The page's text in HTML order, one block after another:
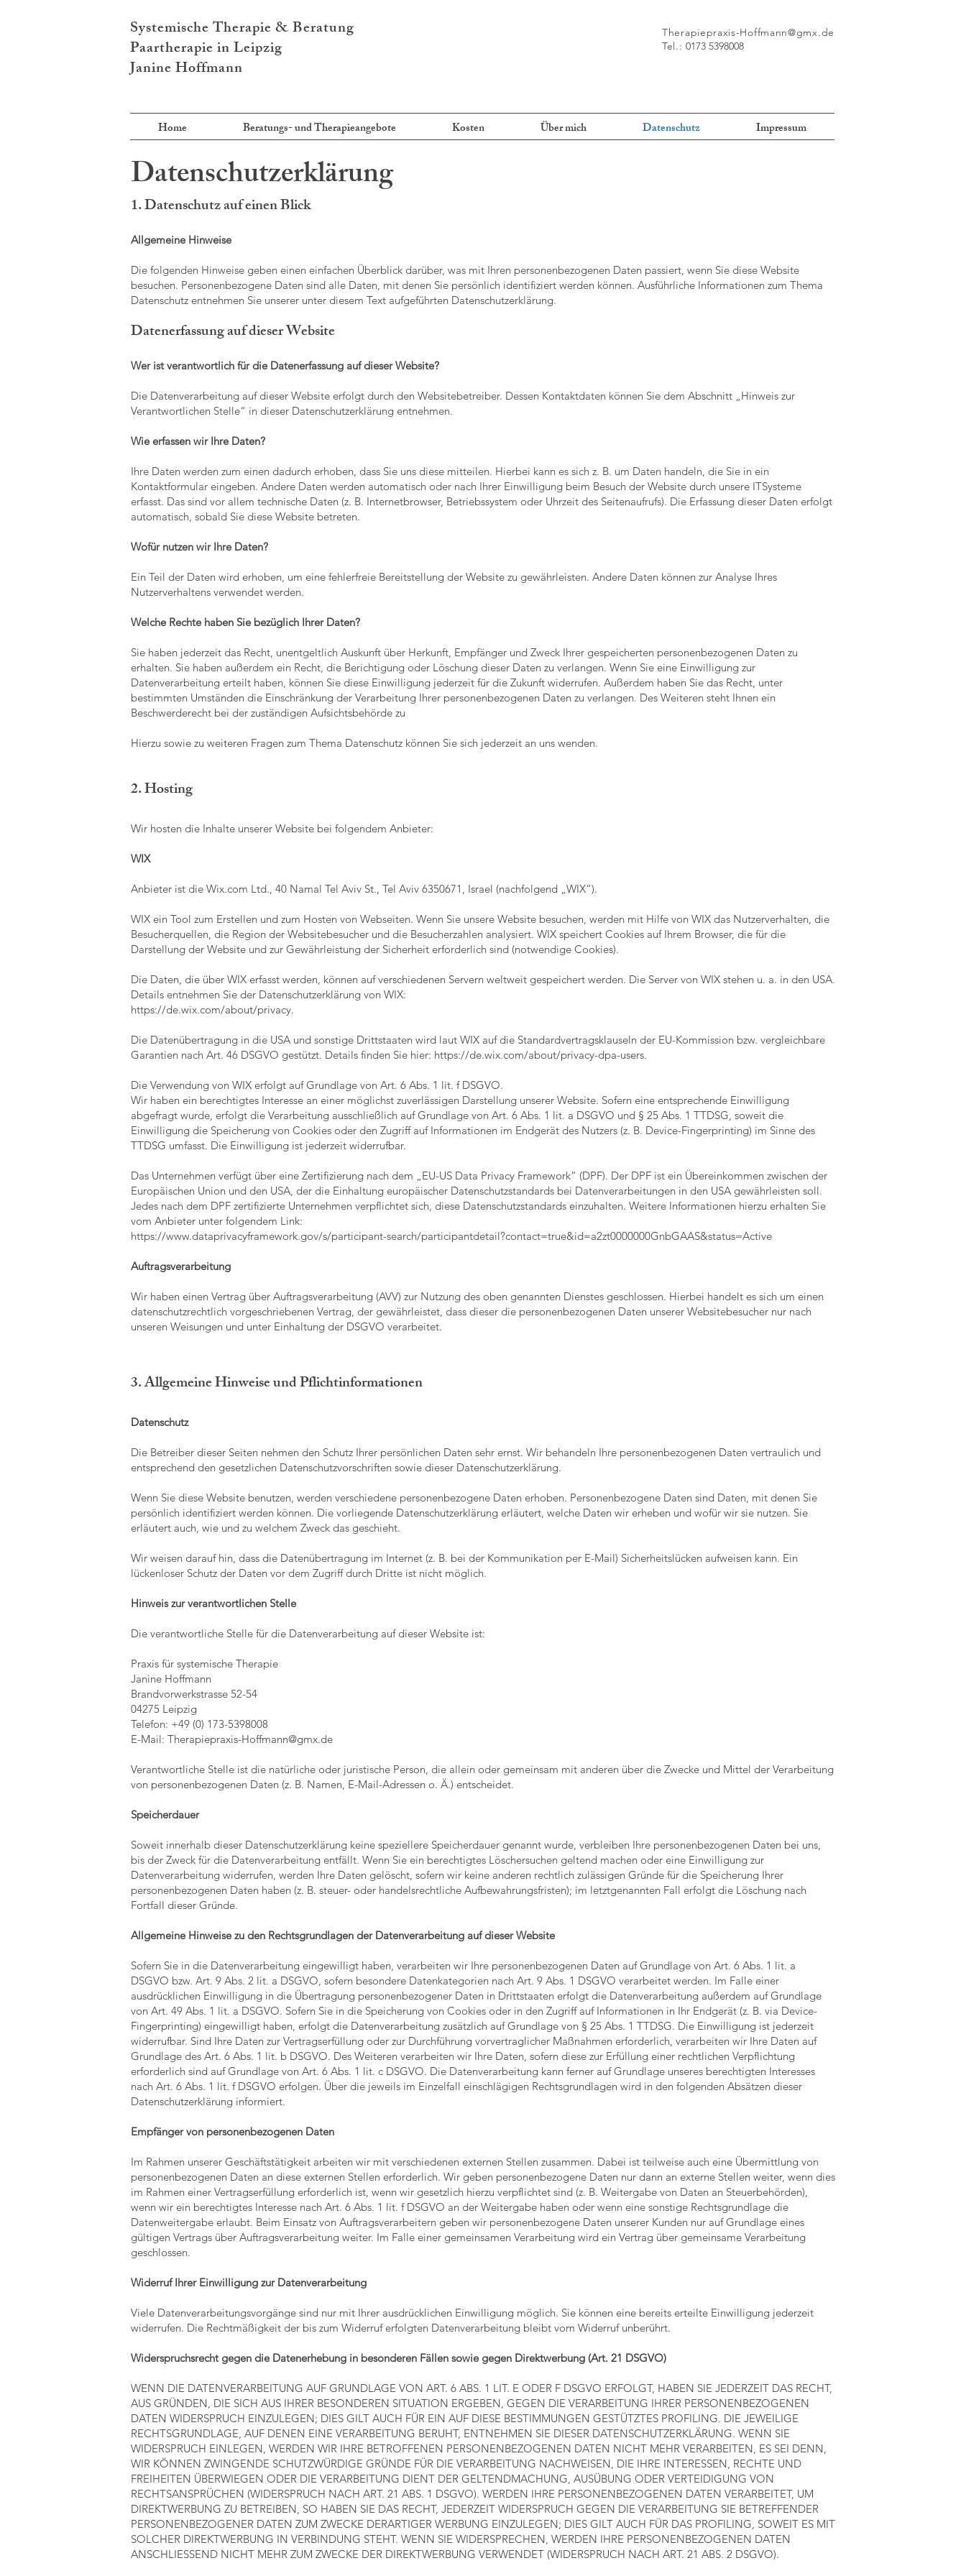
Systemische Therapie & Beratung
Paartherapie in Leipzig
Janine Hoffmann
Therapiepraxis-Hoffmann@gmx.de
Tel.:0173 5398008
Home Beratungs- und Therapieangebote Kosten Über mich Datenschutz Impressum
Datenschutzerklärung
1. Datenschutz auf einen Blick
Allgemeine Hinweise
Die folgenden Hinweise geben einen einfachen Überblick darüber, was mit Ihren personenbezogenen Daten passiert, wenn Sie diese Website
besuchen. Personenbezogene Daten sind alle Daten, mit denen Sie persönlich identifiziert werden können. Ausführliche Informationen zum Thema
Datenschutz entnehmen Sie unserer unter diesem Text aufgeführten Datenschutzerklärung.
Datenerfassung auf dieser Website
Wer ist verantwortlich für die Datenerfassung auf dieser Website?
Die Datenverarbeitung auf dieser Website erfolgt durch den Websitebetreiber. Dessen Kontaktdaten können Sie dem Abschnitt „Hinweis zur
Verantwortlichen Stelle“ in dieser Datenschutzerklärung entnehmen.
Wie erfassen wir Ihre Daten?
Ihre Daten werden zum einen dadurch erhoben, dass Sie uns diese mitteilen. Hierbei kann es sich z. B. um Daten handeln, die Sie in ein
Kontaktformular eingeben. Andere Daten werden automatisch oder nach Ihrer Einwilligung beim Besuch der Website durch unsere ITSysteme
erfasst. Das sind vor allem technische Daten (z. B. Internetbrowser, Betriebssystem oder Uhrzeit des Seitenaufrufs). Die Erfassung dieser Daten erfolgt
automatisch, sobald Sie diese Website betreten.
Wofür nutzen wir Ihre Daten?
Ein Teil der Daten wird erhoben, um eine fehlerfreie Bereitstellung der Website zu gewährleisten. Andere Daten können zur Analyse Ihres
Nutzerverhaltens verwendet werden.
Welche Rechte haben Sie bezüglich Ihrer Daten?
Sie haben jederzeit das Recht, unentgeltlich Auskunft über Herkunft, Empfänger und Zweck Ihrer gespeicherten personenbezogenen Daten zu
erhalten. Sie haben außerdem ein Recht, die Berichtigung oder Löschung dieser Daten zu verlangen. Wenn Sie eine Einwilligung zur
Datenverarbeitung erteilt haben, können Sie diese Einwilligung jederzeit für die Zukunft widerrufen. Außerdem haben Sie das Recht, unter
bestimmten Umständen die Einschränkung der Verarbeitung Ihrer personenbezogenen Daten zu verlangen. Des Weiteren steht Ihnen ein
Beschwerderecht bei der zuständigen Aufsichtsbehörde zu
Hierzu sowie zu weiteren Fragen zum Thema Datenschutz können Sie sich jederzeit an uns wenden.
2. Hosting
Wir hosten die Inhalte unserer Website bei folgendem Anbieter:
WIX
Anbieter ist die Wix.com Ltd., 40 Namal Tel Aviv St., Tel Aviv 6350671, Israel (nachfolgend „WIX“).
WIX ein Tool zum Erstellen und zum Hosten von Webseiten. Wenn Sie unsere Website besuchen, werden mit Hilfe von WIX das Nutzerverhalten, die
Besucherquellen, die Region der Websitebesucher und die Besucherzahlen analysiert. WIX speichert Cookies auf Ihrem Browser, die für die
Darstellung der Website und zur Gewährleistung der Sicherheit erforderlich sind (notwendige Cookies).
Die Daten, die über WIX erfasst werden, können auf verschiedenen Servern weltweit gespeichert werden. Die Server von WIX stehen u. a. in den USA.
Details entnehmen Sie der Datenschutzerklärung von WIX:
https://de.wix.com/about/privacy.
Die Datenübertragung in die USA und sonstige Drittstaaten wird laut WIX auf die Standardvertragsklauseln der EU-Kommission bzw. vergleichbare
Garantien nach Art. 46 DSGVO gestützt. Details finden Sie hier: https://de.wix.com/about/privacy-dpa-users.
Die Verwendung von WIX erfolgt auf Grundlage von Art. 6 Abs. 1 lit. f DSGVO.
Wir haben ein berechtigtes Interesse an einer möglichst zuverlässigen Darstellung unserer Website. Sofern eine entsprechende Einwilligung
abgefragt wurde, erfolgt die Verarbeitung ausschließlich auf Grundlage von Art. 6 Abs. 1 lit. a DSGVO und § 25 Abs. 1 TTDSG, soweit die
Einwilligung die Speicherung von Cookies oder den Zugriff auf Informationen im Endgerät des Nutzers (z. B. Device-Fingerprinting) im Sinne des
TTDSG umfasst. Die Einwilligung ist jederzeit widerrufbar.
Das Unternehmen verfügt über eine Zertifizierung nach dem „EU-US Data Privacy Framework“ (DPF). Der DPF ist ein Übereinkommen zwischen der
Europäischen Union und den USA, der die Einhaltung europäischer Datenschutzstandards bei Datenverarbeitungen in den USA gewährleisten soll.
Jedes nach dem DPF zertifizierte Unternehmen verpflichtet sich, diese Datenschutzstandards einzuhalten. Weitere Informationen hierzu erhalten Sie
vom Anbieter unter folgendem Link:
https://www.dataprivacyframework.gov/s/participant-search/participantdetail?contact=true&id=a2zt0000000GnbGAAS&status=Active
Auftragsverarbeitung
Wir haben einen Vertrag über Auftragsverarbeitung (AVV) zur Nutzung des oben genannten Dienstes geschlossen. Hierbei handelt es sich um einen
datenschutzrechtlich vorgeschriebenen Vertrag, der gewährleistet, dass dieser die personenbezogenen Daten unserer Websitebesucher nur nach
unseren Weisungen und unter Einhaltung der DSGVO verarbeitet.
3. Allgemeine Hinweise und Pflichtinformationen
Datenschutz
Die Betreiber dieser Seiten nehmen den Schutz Ihrer persönlichen Daten sehr ernst. Wir behandeln Ihre personenbezogenen Daten vertraulich und
entsprechend den gesetzlichen Datenschutzvorschriften sowie dieser Datenschutzerklärung.
Wenn Sie diese Website benutzen, werden verschiedene personenbezogene Daten erhoben. Personenbezogene Daten sind Daten, mit denen Sie
persönlich identifiziert werden können. Die vorliegende Datenschutzerklärung erläutert, welche Daten wir erheben und wofür wir sie nutzen. Sie
erläutert auch, wie und zu welchem Zweck das geschieht.
Wir weisen darauf hin, dass die Datenübertragung im Internet (z. B. bei der Kommunikation per E-Mail) Sicherheitslücken aufweisen kann. Ein
lückenloser Schutz der Daten vor dem Zugriff durch Dritte ist nicht möglich.
Hinweis zur verantwortlichen Stelle
Die verantwortliche Stelle für die Datenverarbeitung auf dieser Website ist:
Praxis für systemische Therapie
Janine Hoffmann
Brandvorwerkstrasse 52-54
04275 Leipzig
Telefon: +49 (0) 173-5398008
E-Mail: Therapiepraxis-Hoffmann@gmx.de
Verantwortliche Stelle ist die natürliche oder juristische Person, die allein oder gemeinsam mit anderen über die Zwecke und Mittel der Verarbeitung
von personenbezogenen Daten (z. B. Namen, E-Mail-Adressen o. Ä.) entscheidet.
Speicherdauer
Soweit innerhalb dieser Datenschutzerklärung keine speziellere Speicherdauer genannt wurde, verbleiben Ihre personenbezogenen Daten bei uns,
bis der Zweck für die Datenverarbeitung entfällt. Wenn Sie ein berechtigtes Löschersuchen geltend machen oder eine Einwilligung zur
Datenverarbeitung widerrufen, werden Ihre Daten gelöscht, sofern wir keine anderen rechtlich zulässigen Gründe für die Speicherung Ihrer
personenbezogenen Daten haben (z. B. steuer- oder handelsrechtliche Aufbewahrungsfristen); im letztgenannten Fall erfolgt die Löschung nach
Fortfall dieser Gründe.
Allgemeine Hinweise zu den Rechtsgrundlagen der Datenverarbeitung auf dieser Website
Sofern Sie in die Datenverarbeitung eingewilligt haben, verarbeiten wir Ihre personenbezogenen Daten auf Grundlage von Art. 6 Abs. 1 lit. a
DSGVO bzw. Art. 9 Abs. 2 lit. a DSGVO, sofern besondere Datenkategorien nach Art. 9 Abs. 1 DSGVO verarbeitet werden. Im Falle einer
ausdrücklichen Einwilligung in die Übertragung personenbezogener Daten in Drittstaaten erfolgt die Datenverarbeitung außerdem auf Grundlage
von Art. 49 Abs. 1 lit. a DSGVO. Sofern Sie in die Speicherung von Cookies oder in den Zugriff auf Informationen in Ihr Endgerät (z. B. via Device-
Fingerprinting) eingewilligt haben, erfolgt die Datenverarbeitung zusätzlich auf Grundlage von § 25 Abs. 1 TTDSG. Die Einwilligung ist jederzeit
widerrufbar. Sind Ihre Daten zur Vertragserfüllung oder zur Durchführung vorvertraglicher Maßnahmen erforderlich, verarbeiten wir Ihre Daten auf
Grundlage des Art. 6 Abs. 1 lit. b DSGVO. Des Weiteren verarbeiten wir Ihre Daten, sofern diese zur Erfüllung einer rechtlichen Verpflichtung
erforderlich sind auf Grundlage von Art. 6 Abs. 1 lit. c DSGVO. Die Datenverarbeitung kann ferner auf Grundlage unseres berechtigten Interesses
nach Art. 6 Abs. 1 lit. f DSGVO erfolgen. Über die jeweils im Einzelfall einschlägigen Rechtsgrundlagen wird in den folgenden Absätzen dieser
Datenschutzerklärung informiert.
Empfänger von personenbezogenen Daten
Im Rahmen unserer Geschäftstätigkeit arbeiten wir mit verschiedenen externen Stellen zusammen. Dabei ist teilweise auch eine Übermittlung von
personenbezogenen Daten an diese externen Stellen erforderlich. Wir geben personenbezogene Daten nur dann an externe Stellen weiter, wenn dies
im Rahmen einer Vertragserfüllung erforderlich ist, wenn wir gesetzlich hierzu verpflichtet sind (z. B. Weitergabe von Daten an Steuerbehörden),
wenn wir ein berechtigtes Interesse nach Art. 6 Abs. 1 lit. f DSGVO an der Weitergabe haben oder wenn eine sonstige Rechtsgrundlage die
Datenweitergabe erlaubt. Beim Einsatz von Auftragsverarbeitern geben wir personenbezogene Daten unserer Kunden nur auf Grundlage eines
gültigen Vertrags über Auftragsverarbeitung weiter. Im Falle einer gemeinsamen Verarbeitung wird ein Vertrag über gemeinsame Verarbeitung
geschlossen.
Widerruf Ihrer Einwilligung zur Datenverarbeitung
Viele Datenverarbeitungsvorgänge sind nur mit Ihrer ausdrücklichen Einwilligung möglich. Sie können eine bereits erteilte Einwilligung jederzeit
widerrufen. Die Rechtmäßigkeit der bis zum Widerruf erfolgten Datenverarbeitung bleibt vom Widerruf unberührt.
Widerspruchsrecht gegen die Datenerhebung in besonderen Fällen sowie gegen Direktwerbung (Art. 21 DSGVO)
WENN DIE DATENVERARBEITUNG AUF GRUNDLAGE VON ART. 6 ABS. 1 LIT. E ODER F DSGVO ERFOLGT, HABEN SIE JEDERZEIT DAS RECHT,
AUS GRÜNDEN, DIE SICH AUS IHRER BESONDEREN SITUATION ERGEBEN, GEGEN DIE VERARBEITUNG IHRER PERSONENBEZOGENEN
DATEN WIDERSPRUCH EINZULEGEN; DIES GILT AUCH FÜR EIN AUF DIESE BESTIMMUNGEN GESTÜTZTES PROFILING. DIE JEWEILIGE
RECHTSGRUNDLAGE, AUF DENEN EINE VERARBEITUNG BERUHT, ENTNEHMEN SIE DIESER DATENSCHUTZERKLÄRUNG. WENN SIE
WIDERSPRUCH EINLEGEN, WERDEN WIR IHRE BETROFFENEN PERSONENBEZOGENEN DATEN NICHT MEHR VERARBEITEN, ES SEI DENN,
WIR KÖNNEN ZWINGENDE SCHUTZWÜRDIGE GRÜNDE FÜR DIE VERARBEITUNG NACHWEISEN, DIE IHRE INTERESSEN, RECHTE UND
FREIHEITEN ÜBERWIEGEN ODER DIE VERARBEITUNG DIENT DER GELTENDMACHUNG, AUSÜBUNG ODER VERTEIDIGUNG VON
RECHTSANSPRÜCHEN (WIDERSPRUCH NACH ART. 21 ABS. 1 DSGVO). WERDEN IHRE PERSONENBEZOGENEN DATEN VERARBEITET, UM
DIREKTWERBUNG ZU BETREIBEN, SO HABEN SIE DAS RECHT, JEDERZEIT WIDERSPRUCH GEGEN DIE VERARBEITUNG SIE BETREFFENDER
PERSONENBEZOGENER DATEN ZUM ZWECKE DERARTIGER WERBUNG EINZULEGEN; DIES GILT AUCH FÜR DAS PROFILING, SOWEIT ES MIT
SOLCHER DIREKTWERBUNG IN VERBINDUNG STEHT. WENN SIE WIDERSPRECHEN, WERDEN IHRE PERSONENBEZOGENEN DATEN
ANSCHLIESSEND NICHT MEHR ZUM ZWECKE DER DIREKTWERBUNG VERWENDET (WIDERSPRUCH NACH ART. 21 ABS. 2 DSGVO).